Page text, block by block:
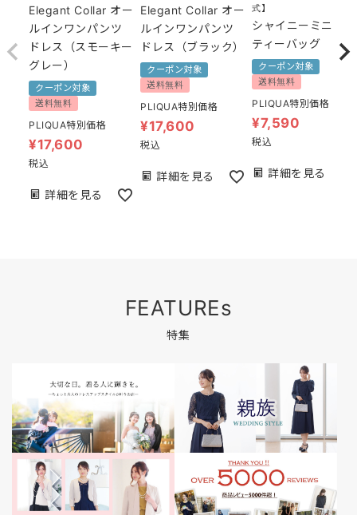
Elegant Collar オー
ルインワンパンツ
ドレス（スモーキー
グレー）
クーポン対象
送料無料
PLIQUA特別価格
¥17,600
税込
詳細を見る
Elegant Collar オー
ルインワンパンツ
ドレス（ブラック）
クーポン対象
送料無料
PLIQUA特別価格
¥17,600
税込
詳細を見る
式】
シャイニーミニパー
ティーバッグ
クーポン対象
送料無料
PLIQUA特別価格
¥7,590
税込
詳細を見る
FEATUREs
特集